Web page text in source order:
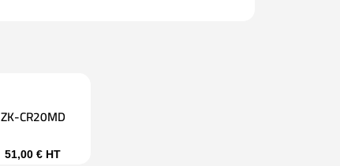
ZK-CR20MD
51,00€ HT